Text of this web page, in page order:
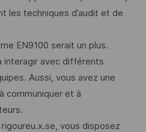
les techniques d’audit et de
EN9100 serait un plus.
interagir avec différents
Aussi, vous avez une
communiquer et à
vous disposez